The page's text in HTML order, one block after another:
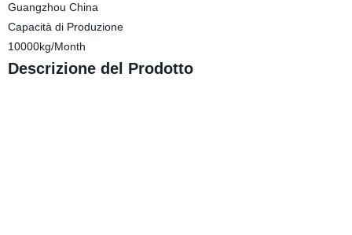
Guangzhou China
Capacità di Produzione
10000kg/Month
Descrizione del Prodotto